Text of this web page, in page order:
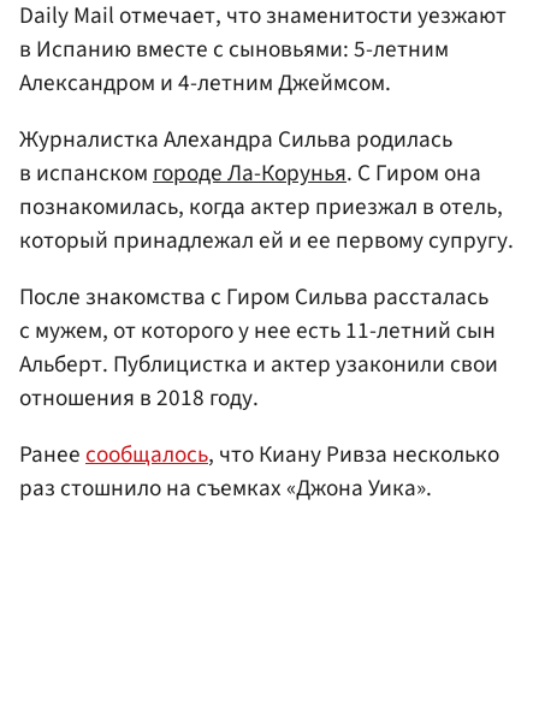
Daily Mail отмечает, что знаменитости уезжают
в Испанию вместе с сыновьями: 5-летним
Александром и 4-летним Джеймсом.
Журналистка Алехандра Сильва родилась
в испанскомгороде Ла-Корунья. С Гиром она
познакомилась, когда актер приезжал в отель,
который принадлежал ей и ее первому супругу.
После знакомства с Гиром Сильва рассталась
с мужем, от которого у нее есть 11-летний сын
Альберт. Публицистка и актер узаконили свои
отношения в 2018 году.
Ранеесообщалось, что Киану Ривза несколько
раз стошнило на съемках «Джона Уика».